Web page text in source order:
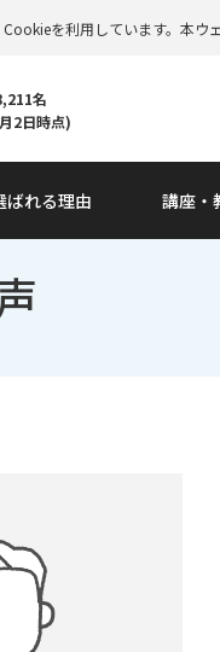
を利用しています。本ウ
名
2日時点)
ばれる理由 講座・